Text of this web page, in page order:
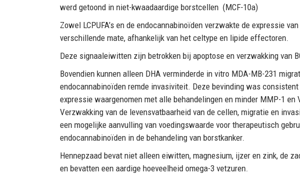
werd getoond in niet-kwaadaardige borstcellen (MCF-10a)
Zowel LCPUFA’s en de endocannabinoïden verzwakte de expressie
verschillende mate, afhankelijk van het celtype en lipide effectoren.
Deze signaaleiwitten zijn betrokken bij apoptose en verzwakking van
Bovendien kunnen alleen DHA verminderde in vitro MDA-MB-231
endocannabinoïden remde invasiviteit. Deze bevinding was
expressie waargenomen met alle behandelingen en minder MMP-1 en
Verzwakking van de levensvatbaarheid van de cellen, migratie en
een mogelijke aanvulling van voedingswaarde voor therapeutisch
endocannabinoïden in de behandeling van borstkanker.
Hennepzaad bevat niet alleen eiwitten, magnesium, ijzer en zink, de
en bevatten een aardige hoeveelheid omega-3 vetzuren.